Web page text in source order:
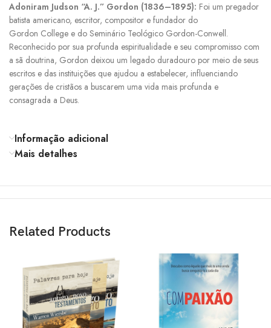
Adoniram Judson “A. J.” Gordon (1836–1895): Foi um pregador
batista americano, escritor, compositor e fundador do
Gordon College e do Seminário Teológico Gordon-Conwell.
Reconhecido por sua profunda espiritualidade e seu compromisso com
a sã doutrina, Gordon deixou um legado duradouro por meio de seus
escritos e das instituições que ajudou a estabelecer, influenciando
gerações de cristãos a buscarem uma vida mais profunda e
consagrada a Deus.
Informação adicional
Mais detalhes
Related Products